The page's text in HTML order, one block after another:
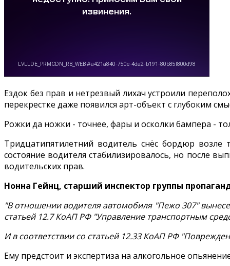
Ездок без прав и нетрезвый лихач устроили
перекрестке даже появился арт-объект с глубоким
Рожки да ножки - точнее, фары и осколки бампера -
Тридцатипятилетний водитель снёс бордюр
состояние водителя стабилизировалось, но после
водительских прав.
Нонна Гейнц, старший инспектор группы
"В отношении водителя автомобиля "Пежо 307"
статьей 12.7 КоАП РФ "Управление транспортным
И в соответствии со статьей 12.33 КоАП РФ
Ему предстоит и экспертиза на алкогольное